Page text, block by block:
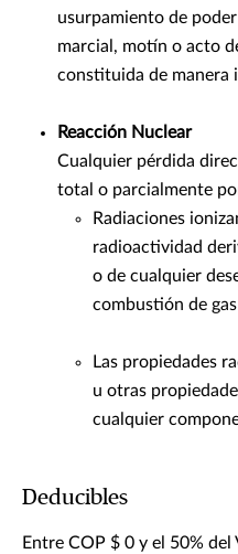
usurpamiento de
marcial, motín o acto
constituida de manera
Reacción Nuclear
Cualquier pérdida
total o parcialmente
Radiaciones
radioactividad
o de cualquier
combustión de
Las propiedades
u otras
cualquier
Deducibles
Entre COP $ 0 y el 50%